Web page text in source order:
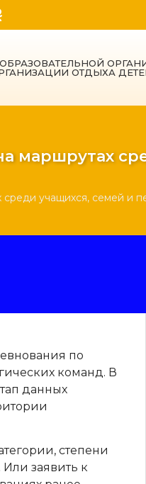
ОТДЫХА
маршрутах
учащихся, семей и
по
команд. В
данных
степени
Или заявить к